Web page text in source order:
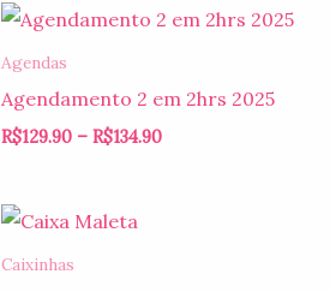
Agendas
Agendamento 2 em 2hrs 2025
R$129.90 – R$134.90
Faixa
de
através
Caixinhas
Faixa
de